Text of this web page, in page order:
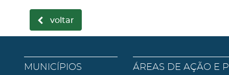
voltar
MUNICÍPIOS
ÁREAS DE AÇÃO E